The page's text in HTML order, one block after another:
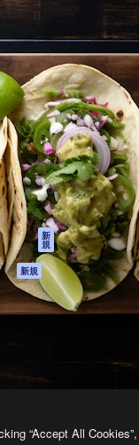
ント
ツール
ツール
ツール
ンテン
新
規
ト 新規
プリ
ツ
はじめに
Academy
ドキュメ
サポート
利用規約
プライバ
シー
オリジナ
クッキー
トラスト
アフィリ
法人向け
禁じます
“Accept All